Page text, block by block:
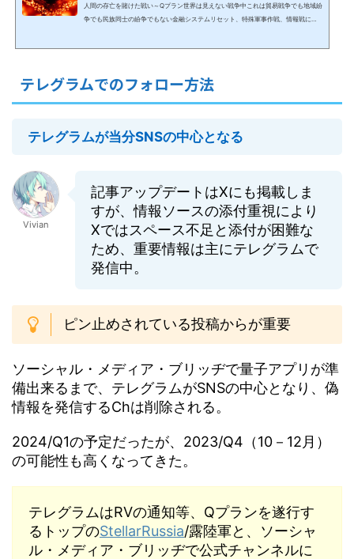
人間の存亡を賭けた戦い～Qプラン世界は見えない戦争中これは貿易戦争でも地域紛
争でも民族同士の紛争でもない金融システムリセット、特殊軍事作戦、情報戦によ
して動いている米軍特殊部隊を中心とする32か国のアラ...
テレグラムでのフォロー方法
テレグラムが当分SNSの中心となる
Vivian
記事アップデートはXにも掲載しま
すが、情報ソースの添付重視により
Xではスペース不足と添付が困難な
ため、重要情報は主にテレグラムで
発信中。
ピン止めされている投稿からが重要
ソーシャル・メディア・ブリッヂで量子アプリが準
備出来るまで、テレグラムがSNSの中心となり、偽
情報を発信するChは削除される。
2024/Q1の予定だったが、2023/Q4（10－12月）
の可能性も高くなってきた。
テレグラムはRVの通知等、Qプランを遂行す
るトップのStellarRussia/露陸軍と、ソーシャ
ル・メディア・ブリッヂで公式チャンネルに